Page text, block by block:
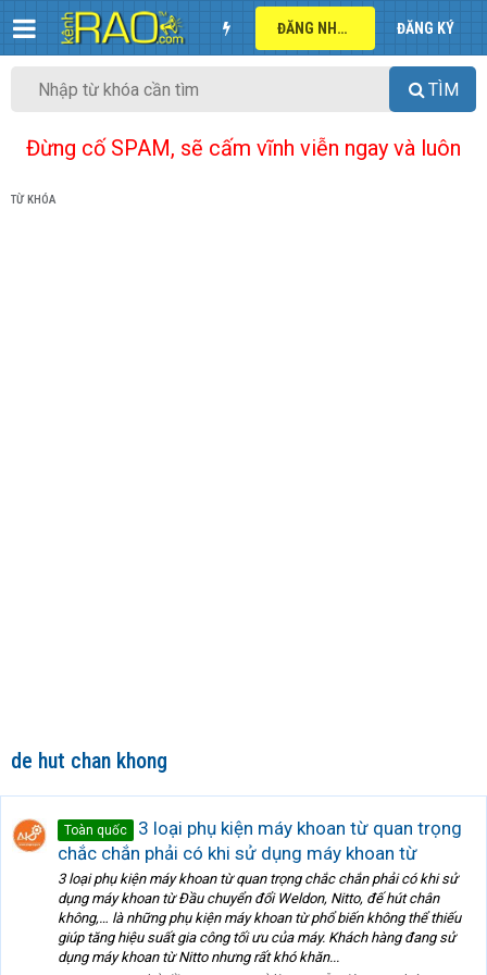
ĐĂNG NHẬP ĐĂNG KÝ
TÌM
Đừng cố SPAM, sẽ cấm vĩnh viễn ngay và luôn
TỪ KHÓA
de hut chan khong
Toàn quốc
3 loại phụ kiện máy khoan từ quan trọng
chắc chắn phải có khi sử dụng máy khoan từ
3 loại phụ kiện máy khoan từ quan trọng chắc chắn phải có khi sử
dụng máy khoan từ Đầu chuyển đổi Weldon, Nitto, đế hút chân
không,… là những phụ kiện máy khoan từ phổ biến không thể thiếu
giúp tăng hiệu suất gia công tối ưu của máy. Khách hàng đang sử
dụng máy khoan từ Nitto nhưng rất khó khăn...